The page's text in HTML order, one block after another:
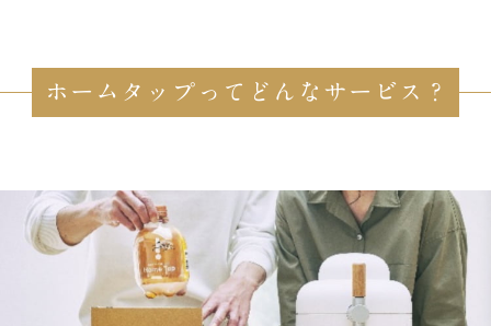
ホームタップってどんなサービス？